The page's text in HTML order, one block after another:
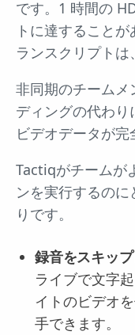
です。1 時間の
トに達すること
ランスクリプトは
非同期のチーム
ディングの代わり
ビデオデータが完
Tactiqがチームが
ンを実行するの
りです。
録音をスキップ
ライブで文字
イトのビデオ
手できます。